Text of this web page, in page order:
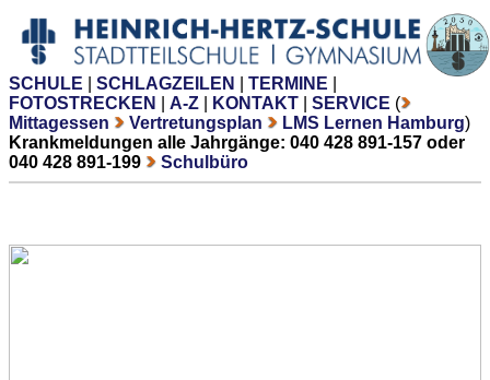
SCHULE SCHLAGZEILEN TERMINE
FOTOSTRECKEN
A-Z KONTAKT SERVICE (
Mittagessen
Vertretungsplan LMS Lernen Hamburg)
Krankmeldungen alle Jahrgänge: 040 428 891-157 oder
040 428 891-199
Schulbüro